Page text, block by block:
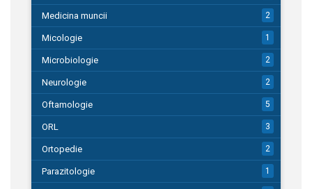
Medicina muncii 2
Micologie 1
Microbiologie 2
Neurologie 2
Oftamologie 5
ORL 3
Ortopedie 2
Parazitologie 1